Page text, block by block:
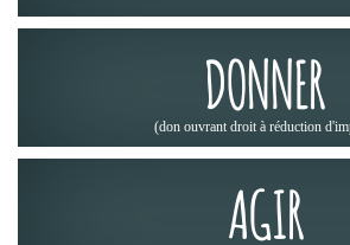
DONNER
(don ouvrant droit à réduction
AGIR